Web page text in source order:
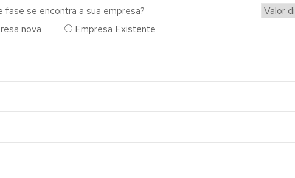
fase se encontra a sua empresa?
nova
Empresa Existente